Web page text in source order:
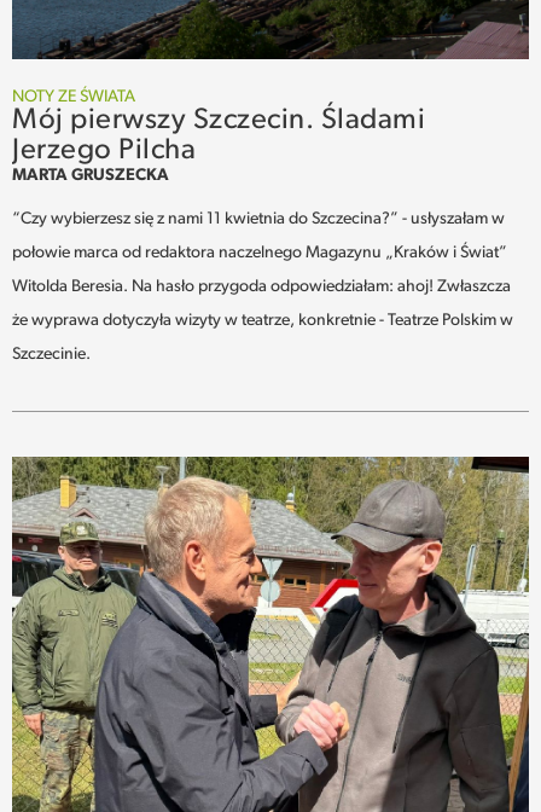
NOTY ZE ŚWIATA
Mój pierwszy Szczecin. Śladami
Jerzego Pilcha
MARTA GRUSZECKA
“Czy wybierzesz się z nami 11 kwietnia do Szczecina?” - usłyszałam w
połowie marca od redaktora naczelnego Magazynu „Kraków i Świat”
Witolda Beresia. Na hasło przygoda odpowiedziałam: ahoj! Zwłaszcza
że wyprawa dotyczyła wizyty w teatrze, konkretnie - Teatrze Polskim w
Szczecinie.